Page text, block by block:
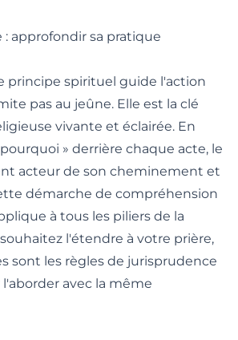
approfondir sa pratique
principe spirituel guide l'action
pas au jeûne. Elle est la clé
vivante et éclairée. En
» derrière chaque acte, le
acteur de son cheminement et
démarche de compréhension
à tous les piliers de la
l'étendre à votre prière,
sont les règles de jurisprudence
avec la même